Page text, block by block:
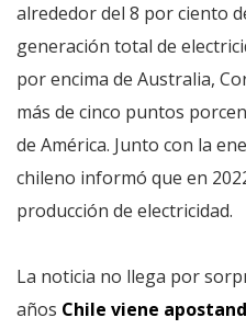
alrededor del 8 por ciento
generación total de
por encima de Australia,
más de cinco puntos
de América. Junto con la
chileno informó que en
producción de electricidad.
La noticia no llega por
años Chile viene